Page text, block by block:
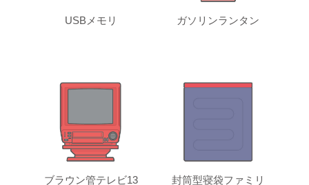
USBメモリ ガソリンランタン
ブラウン管テレビ13 封筒型寝袋ファミリ